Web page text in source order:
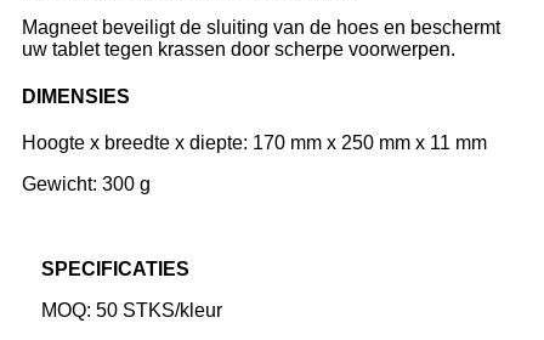
Magneet beveiligt de sluiting van de hoes en beschermt
uw tablet tegen krassen door scherpe voorwerpen.
DIMENSIES
Hoogte x breedte x diepte: 170 mm x 250 mm x 11 mm
Gewicht: 300 g
SPECIFICATIES
MOQ: 50 STKS/kleur